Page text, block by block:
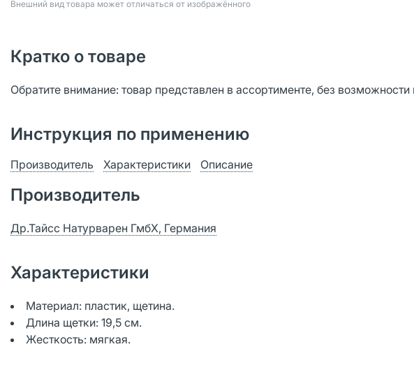
Bнешний вид товара может отличаться от изображённого
Кратко о товаре
Обратите внимание: товар представлен в ассортименте, без возможности
Инструкция по применению
Производитель Характеристики Описание
Производитель
Др.Тайсс Натурварен ГмбХ, Германия
Характеристики
Материал: пластик, щетина.
Длина щетки: 19,5 см.
Жесткость: мягкая.